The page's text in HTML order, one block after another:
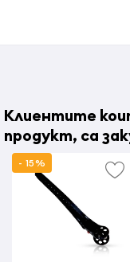
Инструкции за
- пълни се
затваря се капака и
Страна на произход:
Клиентите
продукт, са
- 15%